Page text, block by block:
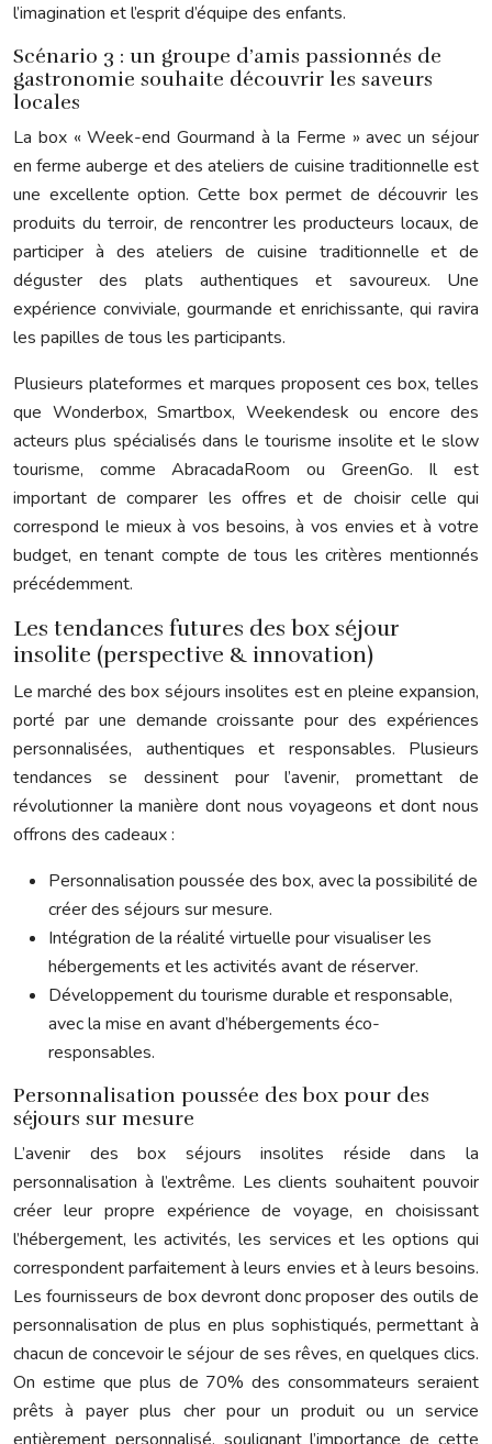
l’imagination et l’esprit d’équipe des enfants.
Scénario 3 : un groupe d’amis passionnés de
gastronomie souhaite découvrir les saveurs
locales
La box « Week-end Gourmand à la Ferme » avec un séjour
en ferme auberge et des ateliers de cuisine traditionnelle est
une excellente option. Cette box permet de découvrir les
produits du terroir, de rencontrer les producteurs locaux, de
participer à des ateliers de cuisine traditionnelle et de
déguster des plats authentiques et savoureux. Une
expérience conviviale, gourmande et enrichissante, qui ravira
les papilles de tous les participants.
Plusieurs plateformes et marques proposent ces box, telles
que Wonderbox, Smartbox, Weekendesk ou encore des
acteurs plus spécialisés dans le tourisme insolite et le slow
tourisme, comme AbracadaRoom ou GreenGo. Il est
important de comparer les offres et de choisir celle qui
correspond le mieux à vos besoins, à vos envies et à votre
budget, en tenant compte de tous les critères mentionnés
précédemment.
Les tendances futures des box séjour
insolite (perspective & innovation)
Le marché des box séjours insolites est en pleine expansion,
porté par une demande croissante pour des expériences
personnalisées, authentiques et responsables. Plusieurs
tendances se dessinent pour l’avenir, promettant de
révolutionner la manière dont nous voyageons et dont nous
offrons des cadeaux :
Personnalisation poussée des box, avec la possibilité de
créer des séjours sur mesure.
Intégration de la réalité virtuelle pour visualiser les
hébergements et les activités avant de réserver.
Développement du tourisme durable et responsable,
avec la mise en avant d’hébergements éco-
responsables.
Personnalisation poussée des box pour des
séjours sur mesure
L’avenir des box séjours insolites réside dans la
personnalisation à l’extrême. Les clients souhaitent pouvoir
créer leur propre expérience de voyage, en choisissant
l’hébergement, les activités, les services et les options qui
correspondent parfaitement à leurs envies et à leurs besoins.
Les fournisseurs de box devront donc proposer des outils de
personnalisation de plus en plus sophistiqués, permettant à
chacun de concevoir le séjour de ses rêves, en quelques clics.
On estime que plus de 70% des consommateurs seraient
prêts à payer plus cher pour un produit ou un service